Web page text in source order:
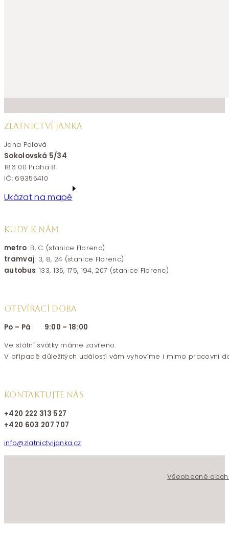
ZLATNICTVÍ JANKA
Jana Polová
Sokolovská 5/34
186 00 Praha 8
IČ: 69355410
Ukázat na mapě
KUDY K NÁM
metro: B, C (stanice Florenc)
tramvaj: 3, 8, 24 (stanice Florenc)
autobus: 133, 135, 175, 194, 207 (stanice Florenc)
OTEVÍRACÍ DOBA
Po – Pá 9:00 – 18:00
Ve státní svátky máme zavřeno.
V případě důležitých událostí vám vyhovíme i mimo pracovní
KONTAKTUJTE NÁS
+420 222 313 527
+420 603 207 707
info@zlatnictvijanka.cz
Všeobecné